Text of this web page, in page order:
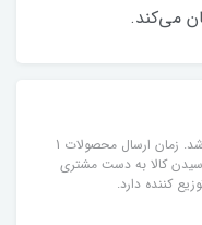
تمامی محصولات موجود می باشد. زمان ارسال محصولات 1
رسیدن کالا به دست مشتری
کننده دارد.